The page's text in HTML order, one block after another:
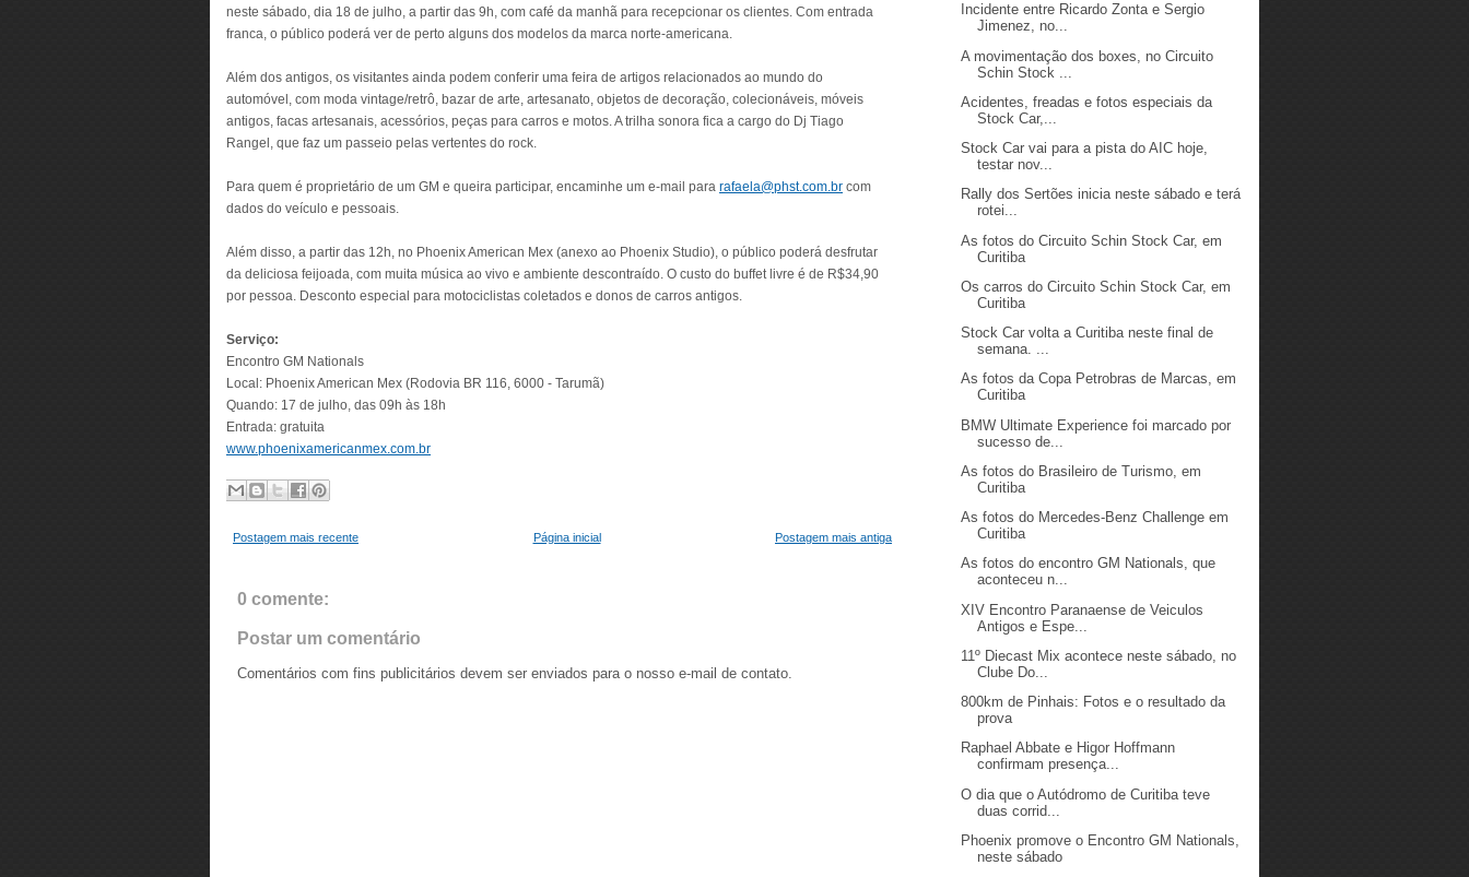
neste sábado, dia 18 de julho, a partir das 9h, com café da manhã para recepcionar os clientes. Com entrada
franca, o público poderá ver de perto alguns dos modelos da marca norte-americana.
Além dos antigos, os visitantes ainda podem conferir uma feira de artigos relacionados ao mundo do
automóvel, com moda vintage/retrô, bazar de arte, artesanato, objetos de decoração, colecionáveis, móveis
antigos, facas artesanais, acessórios, peças para carros e motos. A trilha sonora fica a cargo do Dj Tiago
Rangel, que faz um passeio pelas vertentes do rock.
Para quem é proprietário de um GM e queira participar, encaminhe um e-mail para rafaela@phst.com.br com
dados do veículo e pessoais.
Além disso, a partir das 12h, no Phoenix American Mex (anexo ao Phoenix Studio), o público poderá desfrutar
da deliciosa feijoada, com muita música ao vivo e ambiente descontraído. O custo do buffet livre é de R$34,90
por pessoa. Desconto especial para motociclistas coletados e donos de carros antigos.
Serviço:
Encontro GM Nationals
Local: Phoenix American Mex (Rodovia BR 116, 6000 - Tarumã)
Quando: 17 de julho, das 09h às 18h
Entrada: gratuita
www.phoenixamericanmex.com.br
Postagem mais recente Postagem mais antiga
Página inicial
0 comente:
Postar um comentário
Comentários com fins publicitários devem ser enviados para o nosso e-mail de contato.
Incidente entre Ricardo Zonta e Sergio
Jimenez, no...
A movimentação dos boxes, no Circuito
Schin Stock ...
Acidentes, freadas e fotos especiais da
Stock Car,...
Stock Car vai para a pista do AIC hoje,
testar nov...
Rally dos Sertões inicia neste sábado e terá
rotei...
As fotos do Circuito Schin Stock Car, em
Curitiba
Os carros do Circuito Schin Stock Car, em
Curitiba
Stock Car volta a Curitiba neste final de
semana. ...
As fotos da Copa Petrobras de Marcas, em
Curitiba
BMW Ultimate Experience foi marcado por
sucesso de...
As fotos do Brasileiro de Turismo, em
Curitiba
As fotos do Mercedes-Benz Challenge em
Curitiba
As fotos do encontro GM Nationals, que
aconteceu n...
XIV Encontro Paranaense de Veiculos
Antigos e Espe...
11º Diecast Mix acontece neste sábado, no
Clube Do...
800km de Pinhais: Fotos e o resultado da
prova
Raphael Abbate e Higor Hoffmann
confirmam presença...
O dia que o Autódromo de Curitiba teve
duas corrid...
Phoenix promove o Encontro GM Nationals,
neste sábado